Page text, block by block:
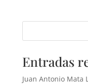
Entradas
Juan Antonio Mata